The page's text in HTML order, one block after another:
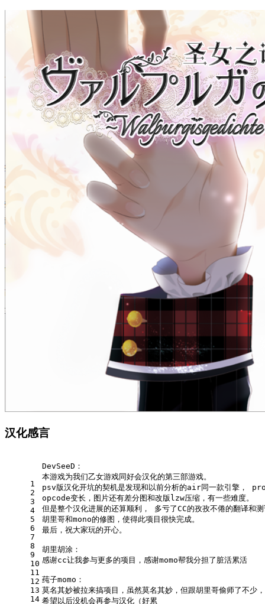
汉化感言
1
2
3
4
5
6
7
8
9
10
11
12
13
14
DevSeeD：
本游戏为我们乙女游戏同好会汉化的第三部游戏。
psv版汉化开坑的契机是发现和以前分析的air同一款引擎，
opcode变长，图片还有差分图和改版lzw压缩，有一些难度。
但是整个汉化进展的还算顺利， 多亏了CC的孜孜不倦的翻译和
胡里哥和mono的修图，使得此项目很快完成。
最后，祝大家玩的开心。
胡里胡涂：
感谢cc让我参与更多的项目，感谢momo帮我分担了脏活累活
莼子momo：
莫名其妙被拉来搞项目，虽然莫名其妙，但跟胡里哥偷师了不少，
希望以后没机会再参与汉化（好累